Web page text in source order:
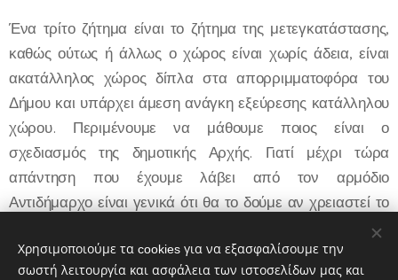
Ένα τρίτο ζήτημα είναι το ζήτημα της μετεγκατάστασης,
καθώς ούτως ή άλλως ο χώρος είναι χωρίς άδεια, είναι
ακατάλληλος χώρος δίπλα στα απορριμματοφόρα του
Δήμου και υπάρχει άμεση ανάγκη εξεύρεσης κατάλληλου
χώρου. Περιμένουμε να μάθουμε ποιος είναι ο
σχεδιασμός της δημοτικής Αρχής. Γιατί μέχρι τώρα
απάντηση που έχουμε λάβει από τον αρμόδιο
Αντιδήμαρχο είναι γενικά ότι θα το δούμε αν χρειαστεί το
ζήτημα της μετεγκατάστασης, ενώ το πρόβλημα εδώ είναι
πολύ συγκεκριμένο».
Χρησιμοποιούμε τα cookies για να εξασφαλίσουμε την
σωστή λειτουργία και ασφάλεια των ιστοσελίδων μας και